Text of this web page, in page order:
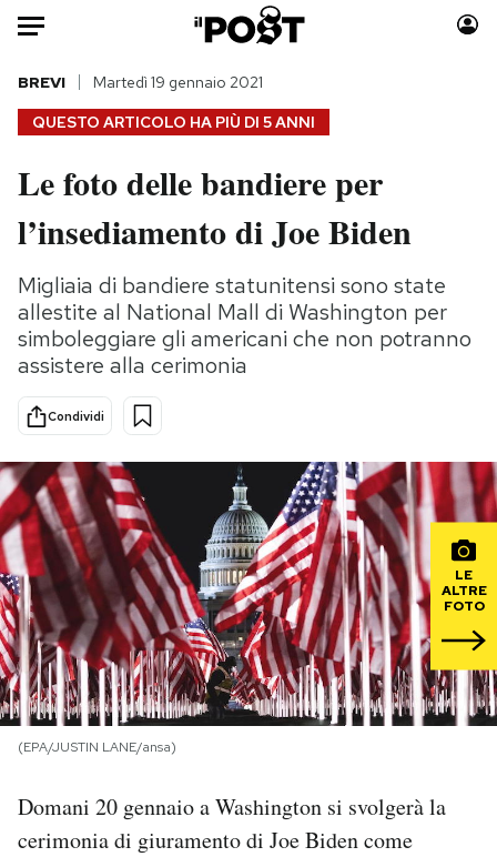
Auto
HOME
Italia
Politica
Tecnologia
Internet
Scienza
Cultura
Economia
Moda
Consumismi
Storie/Idee
Ok Boomer!
Media
PODCAST
NEWSLETTER
I MIEI PREFERITI
SHOP
CALENDARIO
QUESTO ARTICOLO HA PIÙ DI 5 ANNI
BREVI Martedì 19 gennaio 2021
Le foto delle bandiere per
l’insediamento di Joe Biden
Migliaia di bandiere statunitensi sono state
allestite al National Mall di Washington per
simboleggiare gli americani che non potranno
assistere alla cerimonia
Condividi
LE
ALTRE
FOTO
(EPA/JUSTIN LANE/ansa)
Domani 20 gennaio a Washington si svolgerà la
cerimonia di giuramento di Joe Biden come